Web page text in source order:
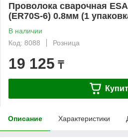
Проволока сварочная
(ER70S-6) 0.8мм (1
В наличии
Код: 8088
Розница
19 125 ₸
Описание Характеристики